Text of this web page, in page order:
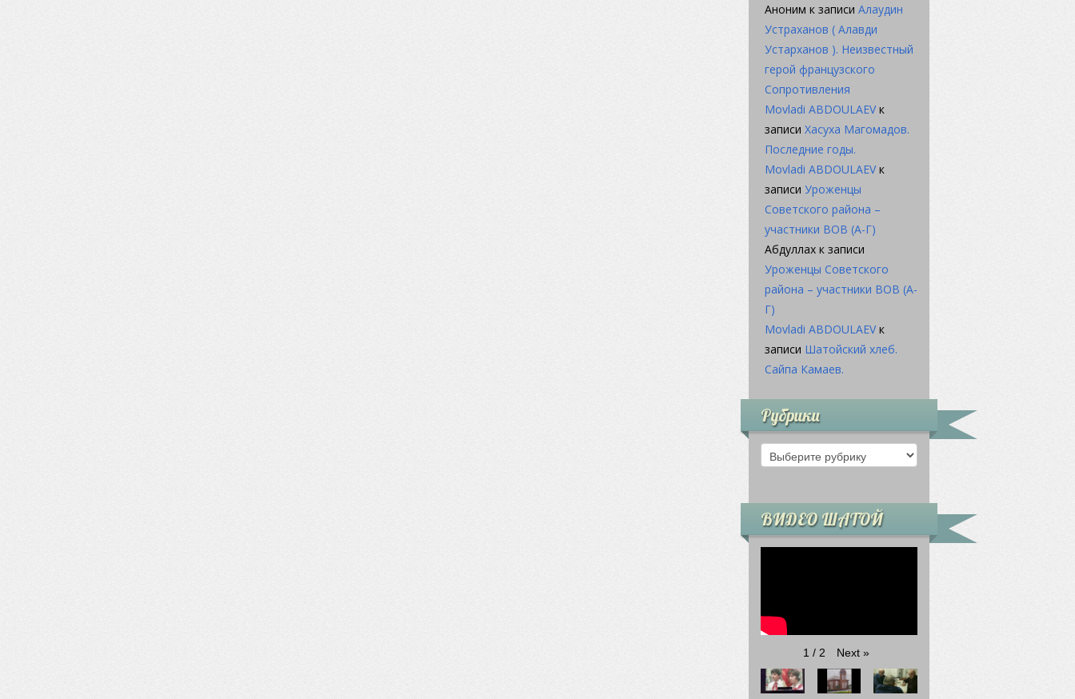
Аноним к записи Алаудин
Устраханов ( Алавди
Устарханов ). Неизвестный
герой французского
Сопротивления
Movladi ABDOULAEVк
записи Хасуха Магомадов.
Последние годы.
Movladi ABDOULAEVк
записи Уроженцы
Советского района –
участники ВОВ (А-Г)
Абдуллахӏк записи
Уроженцы Советского
района – участники ВОВ (А-
Г)
Movladi ABDOULAEVк
записи Шатойский хлеб.
Сайпа Камаев.
Рубрики
Рубрики
ВИДЕО ШАТОЙ
1 / 2 Next »